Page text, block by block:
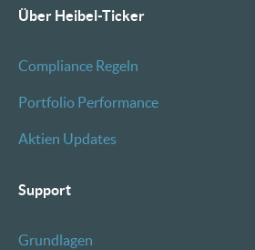
Über Heibel-Ticker
Compliance Regeln
Portfolio Performance
Aktien Updates
Support
Grundlagen